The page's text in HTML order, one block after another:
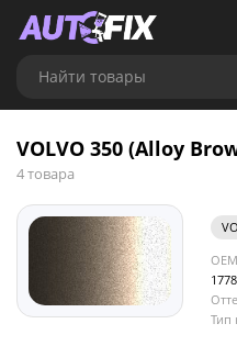
Найти товары
VOLVO 350 (Alloy
4 товара
Тип